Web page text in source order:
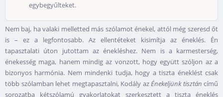
egybegyűlteket.
Nem baj, ha valaki melletted más szólamot énekel, attól még szeresd őt
is – ez a legfontosabb. Az ellentéteket kisimítja az éneklés. Én
tapasztalati úton jutottam az énekléshez. Nem is a karmesterség,
énekesség maga, hanem mindig az vonzott, hogy együtt szóljon az a
bizonyos harmónia. Nem mindenki tudja, hogy a tiszta éneklést csak
több szólamban lehet megtapasztalni, Kodály azÉnekeljünk tisztán című
sorozatba kétszólamú gyakorlatokat szerkesztett a tiszta éneklés